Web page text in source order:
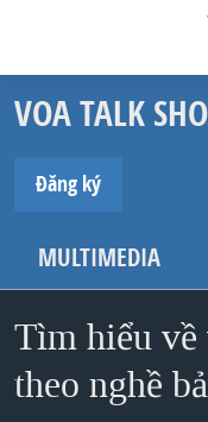
dẫn
truy
cập
Tới
điều
TRANG CHỦ
VIỆT NAM
BIỂN ĐÔNG
THẾ GIỚI
BLOG
DIỄN ĐÀN
VOA TALK
Đăng ký
MULTIMEDIA
Tìm hiểu
theo nghề